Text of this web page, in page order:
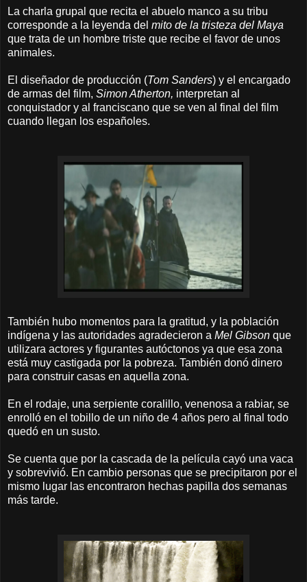
La charla grupal que recita el abuelo manco a su tribu
corresponde a la leyenda del mito de la tristeza del Maya
que trata de un hombre triste que recibe el favor de unos
animales.
El diseñador de producción (Tom Sanders) y el encargado
de armas del film, Simon Atherton, interpretan al
conquistador y al franciscano que se ven al final del film
cuando llegan los españoles.
También hubo momentos para la gratitud, y la población
indígena y las autoridades agradecieron a Mel Gibson que
utilizara actores y figurantes autóctonos ya que esa zona
está muy castigada por la pobreza. También donó dinero
para construir casas en aquella zona.
En el rodaje, una serpiente coralillo, venenosa a rabiar, se
enrolló en el tobillo de un niño de 4 años pero al final todo
quedó en un susto.
Se cuenta que por la cascada de la película cayó una vaca
y sobrevivió. En cambio personas que se precipitaron por el
mismo lugar las encontraron hechas papilla dos semanas
más tarde.